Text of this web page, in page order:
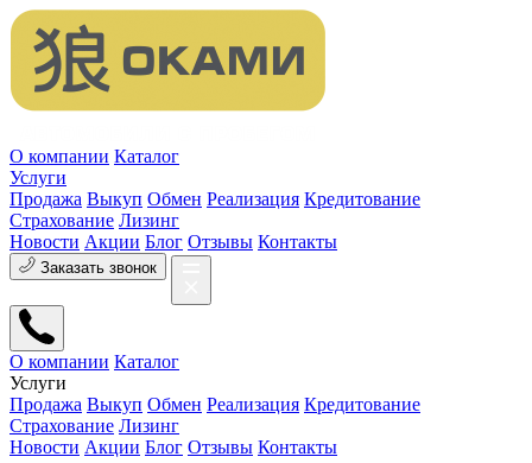
О компании Каталог
Услуги
Продажа Выкуп Обмен Реализация Кредитование
Страхование Лизинг
Новости Акции Блог Отзывы Контакты
Заказать звонок
О компании Каталог
Услуги
Продажа Выкуп Обмен Реализация Кредитование
Страхование Лизинг
Новости Акции Блог Отзывы Контакты